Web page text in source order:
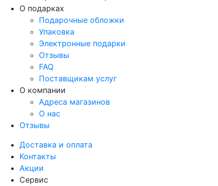
О подарках
Подарочные обложки
Упаковка
Электронные подарки
Отзывы
FAQ
Поставщикам услуг
О компании
Адреса магазинов
О нас
Отзывы
Доставка и оплата
Контакты
Акции
Сервис